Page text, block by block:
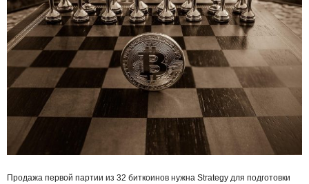
Продажа первой партии из 32 биткоинов нужна Strategy для подготовки